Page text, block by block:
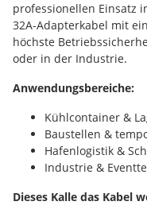
professionellen Einsatz
32A-Adapterkabel mit
höchste
oder in der Industrie.
Anwendungsbereiche:
Kühlcontainer &
Baustellen &
Hafenlogistik &
Industrie &
Dieses Kalle das Kabel